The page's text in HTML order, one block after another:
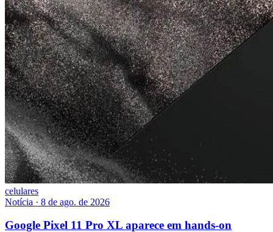
celulares
Notícia · 8 de ago. de 2026
Google Pixel 11 Pro XL aparece em hands-on